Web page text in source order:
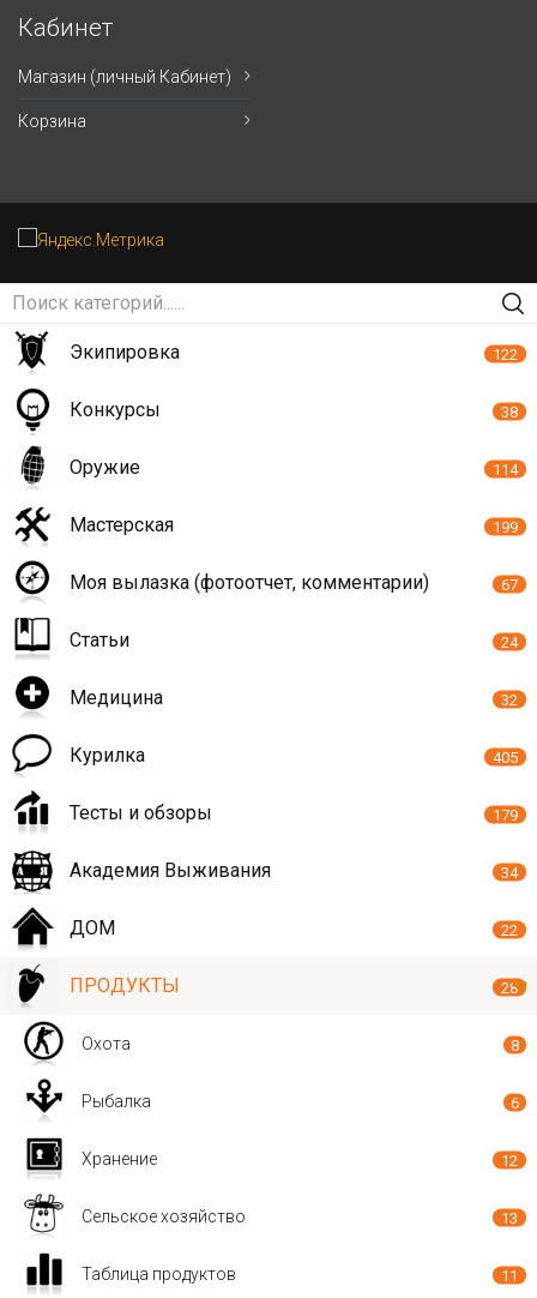
Кабинет
Магазин (личный Кабинет)
Корзина
Экипировка 122
Конкурсы 38
Оружие 114
Мастерская 199
Моя вылазка (фотоотчет, комментарии) 67
Статьи 24
Медицина 32
Курилка 405
Тесты и обзоры 179
Академия Выживания 34
ДОМ 22
ПРОДУКТЫ 28
Охота 8
Рыбалка 6
Хранение 12
Сельское хозяйство 13
Таблица продуктов 11